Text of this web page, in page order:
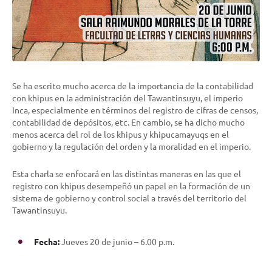
Se ha escrito mucho acerca de la importancia de la contabilidad
con khipus en la administración del Tawantinsuyu, el imperio
Inca, especialmente en términos del registro de cifras de censos,
contabilidad de depósitos, etc. En cambio, se ha dicho mucho
menos acerca del rol de los khipus y khipucamayuqs en el
gobierno y la regulación del orden y la moralidad en el imperio.
Esta charla se enfocará en las distintas maneras en las que el
registro con khipus desempeñó un papel en la formación de un
sistema de gobierno y control social a través del territorio del
Tawantinsuyu.
Fecha:Jueves 20 de junio – 6.00 p.m.